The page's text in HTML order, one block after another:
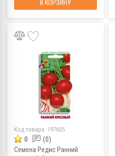
В КОРЗИНУ
Код товара: 197605
0 (0)
Семена Редис Ранний